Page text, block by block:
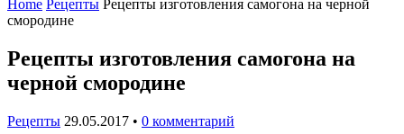
Home Рецепты Рецепты изготовления самогона на черной
смородине
Рецепты изготовления самогона на
черной смородине
Рецепты 29.05.2017 • 0 комментарий